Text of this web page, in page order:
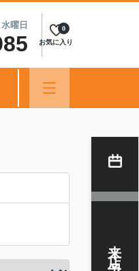
曜日
お気に入り
0
来店予約